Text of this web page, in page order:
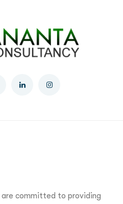
committed to providing